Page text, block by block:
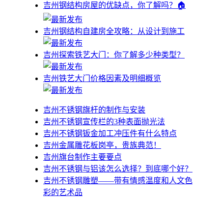
吉州钢结构房屋的优缺点，你了解吗？🏠
吉州钢结构自建房全攻略：从设计到施工
吉州探索铁艺大门：你了解多少种类型？
吉州铁艺大门价格因素及明细概览
吉州不锈钢旗杆的制作与安装
吉州不锈钢宣传栏的3种表面抛光法
吉州不锈钢钣金加工冲压件有什么特点
吉州金属雕花板岗亭，贵族典范！
吉州旗台制作主要要点
吉州不锈钢与铝该怎么选择？到底哪个好？
吉州不锈钢雕塑——带有情感温度和人文色
彩的艺术品